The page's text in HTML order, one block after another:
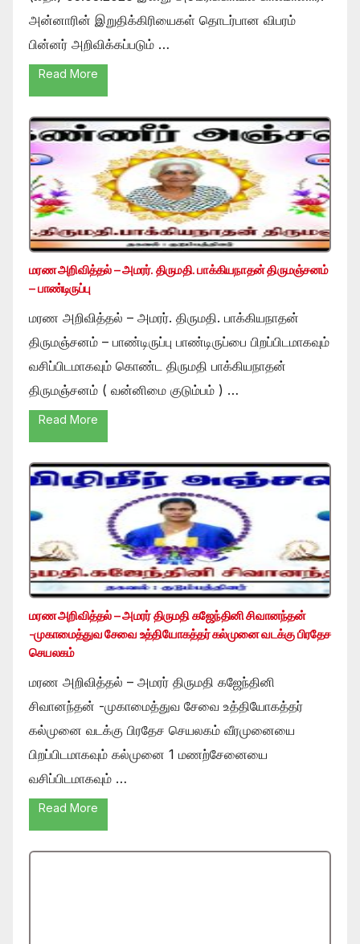
அன்னாரின் இறுதிக்கிரியைகள் தொடர்பான விபரம்
பின்னர் அறிவிக்கப்படும் …
Read More
மரண அறிவித்தல் – அமரர். திருமதி. பாக்கியநாதன் திருமஞ்சனம்
– பாண்டிருப்பு
மரண அறிவித்தல் – அமரர். திருமதி. பாக்கியநாதன்
திருமஞ்சனம் – பாண்டிருப்பு பாண்டிருப்பை பிறப்பிடமாகவும்
வசிப்பிடமாகவும் கொண்ட திருமதி பாக்கியநாதன்
திருமஞ்சனம் ( வன்னிமை குடும்பம் ) …
Read More
மரண அறிவித்தல் – அமரர் திருமதி கஜேந்தினி சிவானந்தன்
-முகாமைத்துவ சேவை உத்தியோகத்தர் கல்முனை வடக்கு பிரதேச
செயலகம்
மரண அறிவித்தல் – அமரர் திருமதி கஜேந்தினி
சிவானந்தன் -முகாமைத்துவ சேவை உத்தியோகத்தர்
கல்முனை வடக்கு பிரதேச செயலகம் வீரமுனையை
பிறப்பிடமாகவும் கல்முனை 1 மணற்சேனையை
வசிப்பிடமாகவும் …
Read More